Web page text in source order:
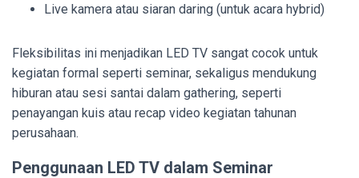
Live kamera atau siaran daring (untuk acara hybrid)
Fleksibilitas ini menjadikan LED TV sangat cocok untuk
kegiatan formal seperti seminar, sekaligus mendukung
hiburan atau sesi santai dalam gathering, seperti
penayangan kuis atau recap video kegiatan tahunan
perusahaan.
Penggunaan LED TV dalam Seminar